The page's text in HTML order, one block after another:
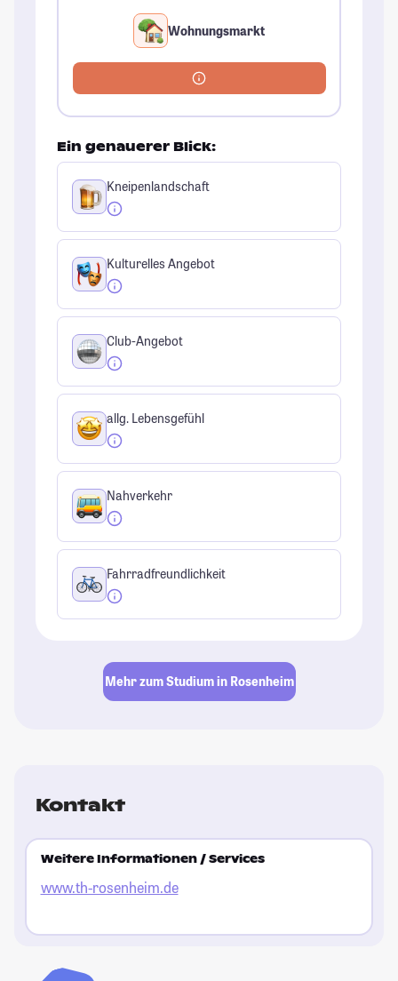
Wohnungsmarkt
Ein genauerer Blick:
Kneipenlandschaft
Kulturelles Angebot
Club-Angebot
allg. Lebensgefühl
Nahverkehr
Fahrradfreundlichkeit
Mehr zum Studium in Rosenheim
Kontakt
Weitere Informationen / Services
www.th-rosenheim.de